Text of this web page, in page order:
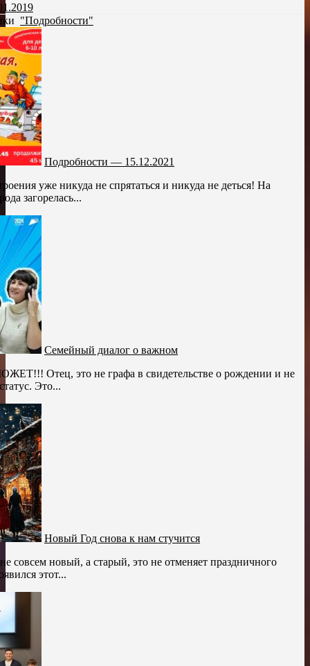
"Подробности"
Подробности — 15.12.2021
уже никуда не спрятаться и никуда не деться! На
загорелась...
Семейный диалог о важном
Отец, это не графа в свидетельстве о рождении и не
Это...
Новый Год снова к нам стучится
совсем новый, а старый, это не отменяет праздничного
этот...